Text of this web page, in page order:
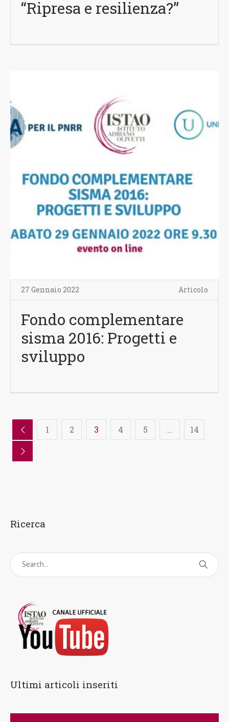
“Ripresa e resilienza?”
27 Gennaio 2022 Articolo
Fondo complementare
sisma 2016: Progetti e
sviluppo
1 2 3 4 5 … 14
Ricerca
Ultimi articoli inseriti